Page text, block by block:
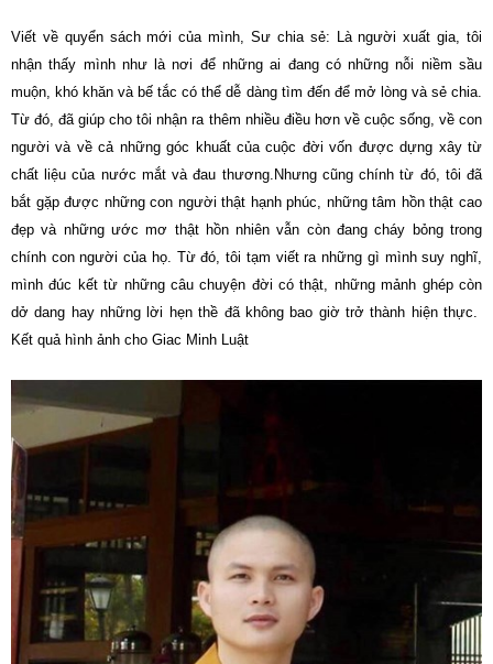
Viết về quyển sách mới của mình, Sư chia sẻ: Là người xuất gia, tôi
nhận thấy mình như là nơi để những ai đang có những nỗi niềm sầu
muộn, khó khăn và bế tắc có thể dễ dàng tìm đến để mở lòng và sẻ chia.
Từ đó, đã giúp cho tôi nhận ra thêm nhiều điều hơn về cuộc sống, về con
người và về cả những góc khuất của cuộc đời vốn được dựng xây từ
chất liệu của nước mắt và đau thương.Nhưng cũng chính từ đó, tôi đã
bắt gặp được những con người thật hạnh phúc, những tâm hồn thật cao
đẹp và những ước mơ thật hồn nhiên vẫn còn đang cháy bỏng trong
chính con người của họ. Từ đó, tôi tạm viết ra những gì mình suy nghĩ,
mình đúc kết từ những câu chuyện đời có thật, những mảnh ghép còn
dở dang hay những lời hẹn thề đã không bao giờ trở thành hiện thực.
Kết quả hình ảnh cho Giac Minh Luật